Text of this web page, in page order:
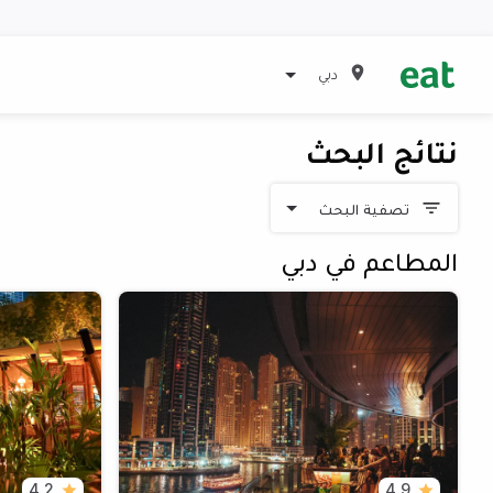
دبي
نتائج البحث
تصفية البحث
المطاعم في دبي
4.9
4.2